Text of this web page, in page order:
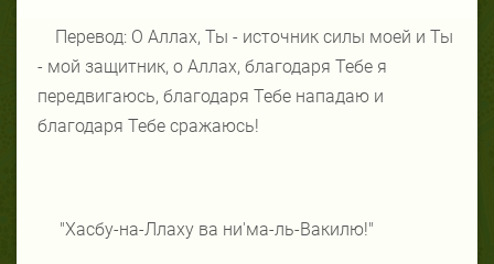
Перевод: О Аллах, Ты - источник силы моей и Ты
- мой защитник, о Аллах, благодаря Тебе я
передвигаюсь, благодаря Тебе нападаю и
благодаря Тебе сражаюсь!
"Хасбу-на-Ллаху ва ни'ма-ль-Вакилю!"